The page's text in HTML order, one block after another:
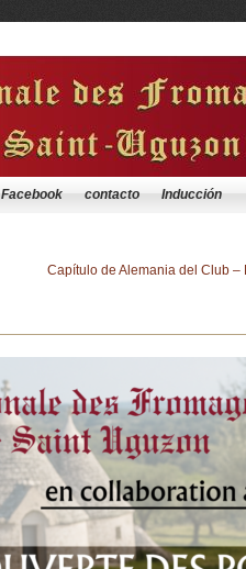
Facebook contacto Inducción
Capítulo de Alemania del Club